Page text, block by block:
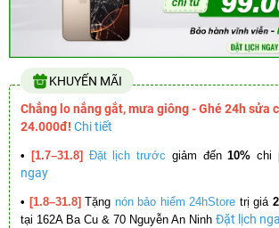
KHUYẾN MÃI
Chẳng lo nắng gắt, mưa giông - Ghé 24h sửa
24.000đ! Chi tiết
• [1.7–31.8] Đặt lịch trước giảm đến10% chi
ngay
• [1.8–31.8] Tặng nón bảo hiểm 24hStore trị giá
tại 162A Ba Cu & 70 Nguyễn An Ninh Đặt lịch